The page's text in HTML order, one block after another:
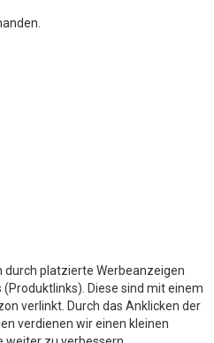
durch platzierte Werbeanzeigen
Diese sind mit einem
verlinkt. Durch das Anklicken der
verdienen wir einen kleinen